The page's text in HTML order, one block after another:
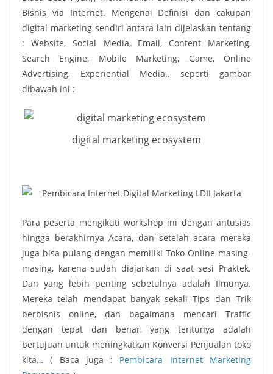
Bisnis via Internet. Mengenai Definisi dan cakupan
digital marketing sendiri antara lain dijelaskan tentang
: Website, Social Media, Email, Content Marketing,
Search Engine, Mobile Marketing, Game, Online
Advertising, Experiential Media.. seperti gambar
dibawah ini :
digital marketing ecosystem
Para peserta mengikuti workshop ini dengan antusias
hingga berakhirnya Acara, dan setelah acara mereka
juga bisa pulang dengan memiliki Toko Online masing-
masing, karena sudah diajarkan di saat sesi Praktek.
Dan yang lebih penting sebetulnya adalah Ilmunya.
Mereka telah mendapat banyak sekali Tips dan Trik
berbisnis online, dan bagaimana mencari Traffic
dengan tepat dan benar, yang tentunya adalah
bertujuan untuk meningkatkan Konversi Penjualan toko
kita… ( Baca juga : Pembicara Internet Marketing